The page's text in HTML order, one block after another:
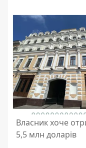
Власник хоче
5,5 млн доларів